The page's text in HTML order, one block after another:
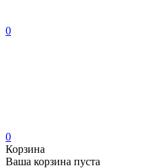
0
0
Корзина
Ваша корзина пуста